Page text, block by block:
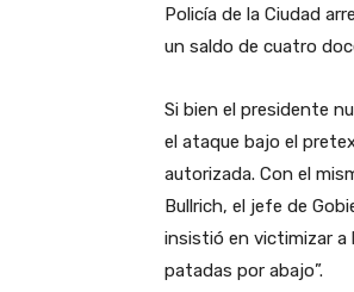
Policía de la Ciudad
un saldo de cuatro
Si bien el presidente
el ataque bajo el
autorizada. Con el
Bullrich, el jefe de
insistió en victimizar a
patadas por abajo”.